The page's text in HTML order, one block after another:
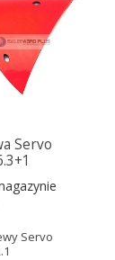
Servo
Servo